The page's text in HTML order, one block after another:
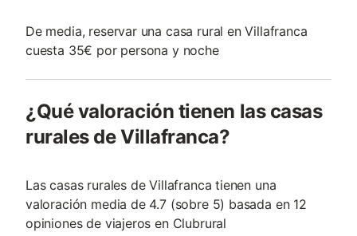
De media, reservar una casa rural en Villafranca
cuesta 35€ por persona y noche
¿Qué valoración tienen las casas
rurales de Villafranca?
Las casas rurales de Villafranca tienen una
valoración media de 4.7 (sobre 5) basada en 12
opiniones de viajeros en Clubrural